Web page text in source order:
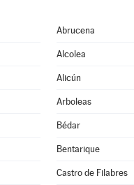
Abrucena
Alcolea
Alicún
Arboleas
Bédar
Bentarique
Castro de Filabres